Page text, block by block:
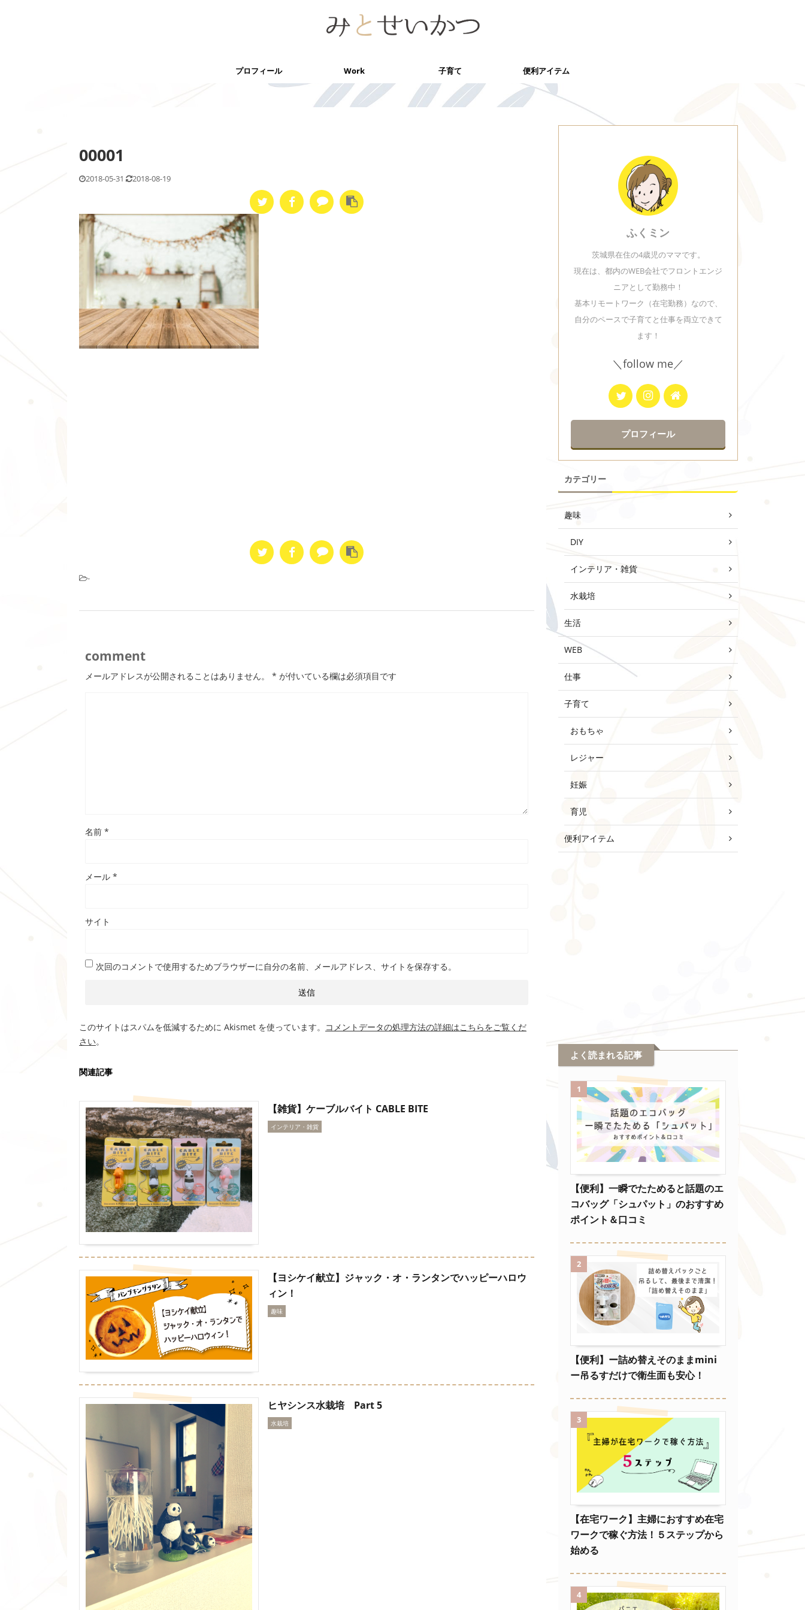
プロフィール Work 子育て 便利アイテム
00001
2018-05-31 2018-08-19
-
comment
メールアドレスが公開されることはありません。 * が付いている欄は必須項目です
名前 *
メール *
サイト
次回のコメントで使用するためブラウザーに自分の名前、メールアドレス、サイトを保存する。
このサイトはスパムを低減するために Akismet を使っています。
コメントデータの処理方法の詳細はこちらをご覧くだ
さい。
関連記事
【雑貨】ケーブルバイト CABLE BITE
インテリア・雑貨
【ヨシケイ献立】ジャック・オ・ランタンでハッピーハロウ
ィン！
趣味
ヒヤシンス水栽培 Part 5
水栽培
ふくミン
茨城県在住の4歳児のママです。
現在は、都内のWEB会社でフロントエンジ
ニアとして勤務中！
基本リモートワーク（在宅勤務）なので、
自分のペースで子育てと仕事を両立できて
ます！
＼follow me／
プロフィール
カテゴリー
趣味
DIY
インテリア・雑貨
水栽培
生活
WEB
仕事
子育て
おもちゃ
レジャー
妊娠
育児
便利アイテム
よく読まれる記事
1
【便利】一瞬でたためると話題のエ
コバッグ「シュパット」のおすすめ
ポイント＆口コミ
2
【便利】ー詰め替えそのままmini
ー吊るすだけで衛生面も安心！
3
【在宅ワーク】主婦におすすめ在宅
ワークで稼ぐ方法！５ステップから
始める
4